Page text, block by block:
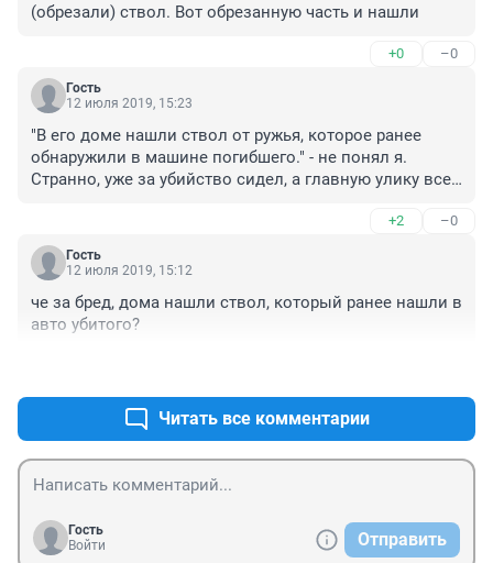
(обрезали) ствол. Вот обрезанную часть и нашли
+0 –0
Гость
12 июля 2019, 15:23
"В его доме нашли ствол от ружья, которое ранее
обнаружили в машине погибшего." - не понял я.
Странно, уже за убийство сидел, а главную улику все
+2 –0
Гость
12 июля 2019, 15:12
че за бред, дома нашли ствол, который ранее нашли в
авто убитого?
Читать все комментарии
Гость
Войти
Отправить